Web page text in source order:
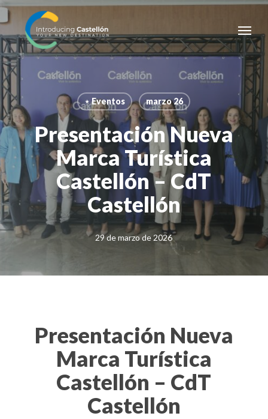
Skip
to
main
content
Menu
⋆ Eventos marzo 26
Presentación Nueva
Marca Turística
Castellón – CdT
Castellón
29 de marzo de 2026
Presentación Nueva
Marca Turística
Castellón – CdT
Castellón